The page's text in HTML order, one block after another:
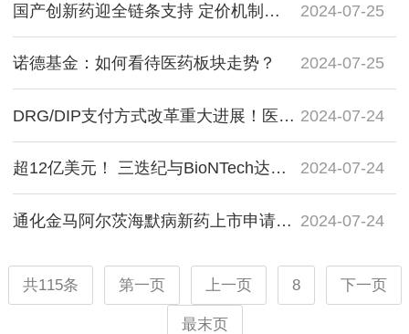
国产创新药迎全链条支持 定价机制和支付体系待优化 2024-07-25
诺德基金：如何看待医药板块走势？ 2024-07-25
DRG/DIP支付方式改革重大进展！医药产业逻辑重构 2024-07-24
超12亿美元！ 三迭纪与BioNTech达成全球药物递送领域最大合作金额合作 2024-07-24
通化金马阿尔茨海默病新药上市申请获受理 2024-07-24
共115条 第一页 上一页 8 下一页
最末页